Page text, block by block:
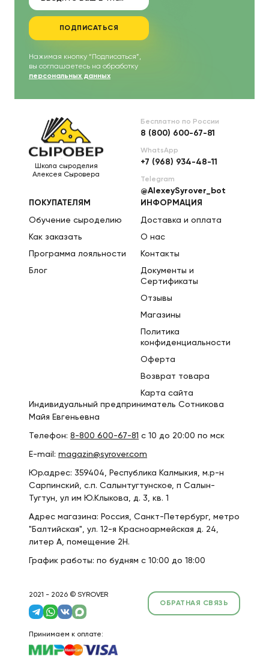
ПОДПИСАТЬСЯ
Нажимая кнопку “Подписаться”,
вы соглашаетесь на обработку
персональных данных
Школа сыроделия
Алексея Сыровера
Бесплатно по России
8 (800) 600-67-81
WhatsApp
+7 (968) 934-48-11
Telegram
@AlexeySyrover_bot
ПОКУПАТЕЛЯМ
Обучение сыроделию
Как заказать
Программа лояльности
Блог
ИНФОРМАЦИЯ
Доставка и оплата
О нас
Контакты
Документы и
Сертификаты
Отзывы
Магазины
Политика
конфиденциальности
Оферта
Возврат товара
Карта сайта
Индивидуальный предприниматель Сотникова
Майя Евгеньевна
Телефон: 8-800 600-67-81 с 10 до 20:00 по мск
E-mail: magazin@syrover.com
Юр.адрес: 359404, Республика Калмыкия, м.р-н
Сарпинский, с.п. Салынтугтунское, п Салын-
Тугтун, ул им Ю.Клыкова, д. 3, кв. 1
Адрес магазина: Россия, Санкт-Петербург, метро
"Балтийская", ул. 12-я Красноармейская д. 24,
литер А, помещение 2Н.
График работы: по будням с 10:00 до 18:00
2021 - 2026 © SYROVER
ОБРАТНАЯ СВЯЗЬ
Принимаем к оплате: